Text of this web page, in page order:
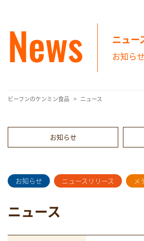
News ニュー
お知ら
ビーフンのケンミン食品 ニュース
お知らせ
お知らせ ニュースリリース メ
ニュース